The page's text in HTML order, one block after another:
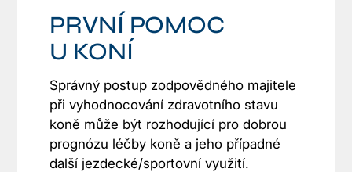
PRVNÍ POMOC
U KONÍ
Správný postup zodpovědného majitele
při vyhodnocování zdravotního stavu
koně může být rozhodující pro dobrou
prognózu léčby koně a jeho případné
další jezdecké/sportovní využití.